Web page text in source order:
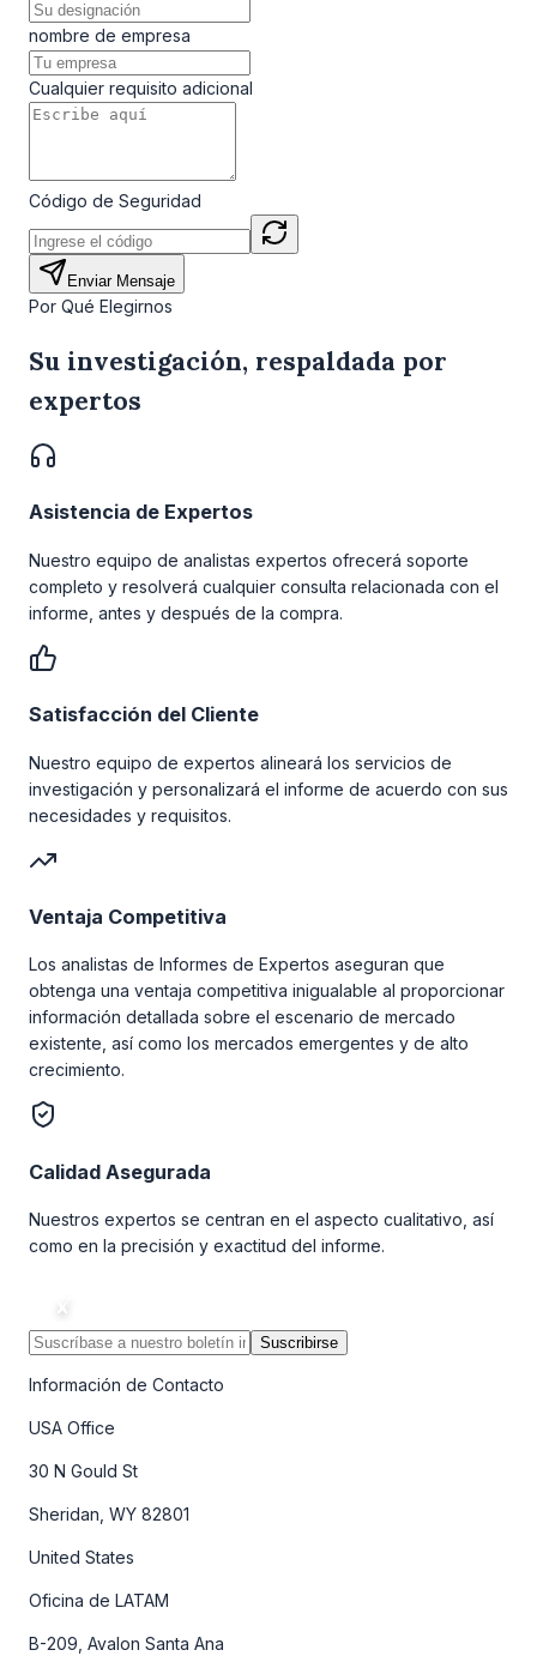
nombre de empresa
Cualquier requisito adicional
Código de Seguridad
Enviar Mensaje
Por Qué Elegirnos
Su investigación, respaldada por
expertos
Asistencia de Expertos
Nuestro equipo de analistas expertos ofrecerá soporte
completo y resolverá cualquier consulta relacionada con el
informe, antes y después de la compra.
Satisfacción del Cliente
Nuestro equipo de expertos alineará los servicios de
investigación y personalizará el informe de acuerdo con sus
necesidades y requisitos.
Ventaja Competitiva
Los analistas de Informes de Expertos aseguran que
obtenga una ventaja competitiva inigualable al proporcionar
información detallada sobre el escenario de mercado
existente, así como los mercados emergentes y de alto
crecimiento.
Calidad Asegurada
Nuestros expertos se centran en el aspecto cualitativo, así
como en la precisión y exactitud del informe.
Suscribirse
Información de Contacto
USA Office
30 N Gould St
Sheridan, WY 82801
United States
Oficina de LATAM
B-209, Avalon Santa Ana